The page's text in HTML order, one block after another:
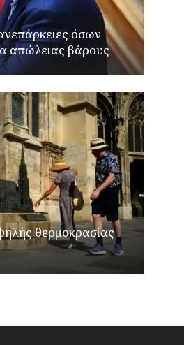
όσων
απώλειας βάρους
θερμοκρασίας